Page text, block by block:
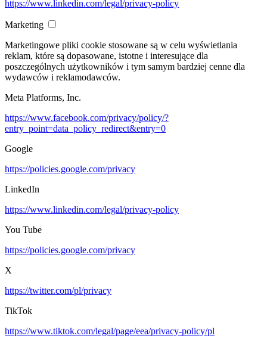
https://www.linkedin.com/legal/privacy-policy
Marketing
Marketingowe pliki cookie stosowane są w celu wyświetlania
reklam, które są dopasowane, istotne i interesujące dla
poszczególnych użytkowników i tym samym bardziej cenne dla
wydawców i reklamodawców.
Meta Platforms, Inc.
https://www.facebook.com/privacy/policy/?
entry_point=data_policy_redirect&entry=0
Google
https://policies.google.com/privacy
LinkedIn
https://www.linkedin.com/legal/privacy-policy
You Tube
https://policies.google.com/privacy
X
https://twitter.com/pl/privacy
TikTok
https://www.tiktok.com/legal/page/eea/privacy-policy/pl